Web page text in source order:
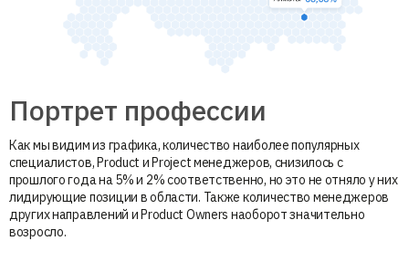
Портрет профессии
Как мы видим из графика, количество наиболее популярных
специалистов, Product и Project менеджеров, снизилось с
прошлого года на 5% и 2% соответственно, но это не отняло у них
лидирующие позиции в области. Также количество менеджеров
других направлений и Product Owners наоборот значительно
возросло.